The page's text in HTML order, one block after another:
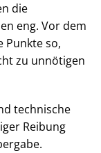
die
eng. Vor dem
Punkte so,
zu unnötigen
technische
Reibung